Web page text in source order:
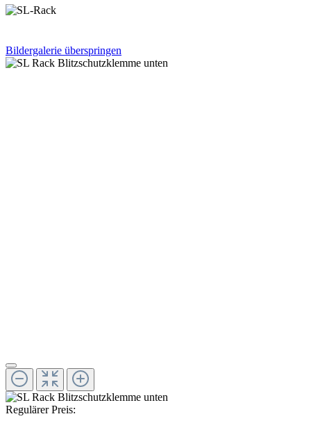
Bildergalerie überspringen
Regulärer Preis: